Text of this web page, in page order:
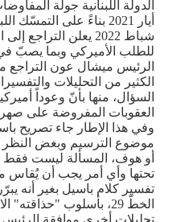
الدولة اللبنانية جولة
للطلب الأميركي وبما يصبّ
الرئيس ميشال عون التراجع من الخط 29
الكثير من التحليلات
السؤال، منها بأنّ وعوداً
العقوبات المفروضة على
وفي هذا الإطار جاء تصريح
أو هوف، المسألة ليست فقط
تحتها وأي أمر يجب أن يُقاس
تفسير كلام باسيل بغير أنه
الخطّ 29، بأسلوب
تحليلات أخرى موافقة